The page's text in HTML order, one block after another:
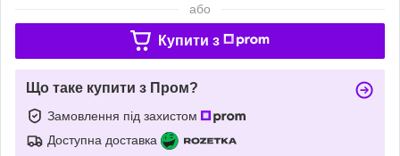
або
Купити з
Що таке купити з Пром?
Замовлення під захистом
Доступна доставка